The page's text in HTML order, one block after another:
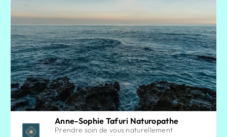
Anne-Sophie Tafuri Naturopathe
Prendre soin de vous naturellement